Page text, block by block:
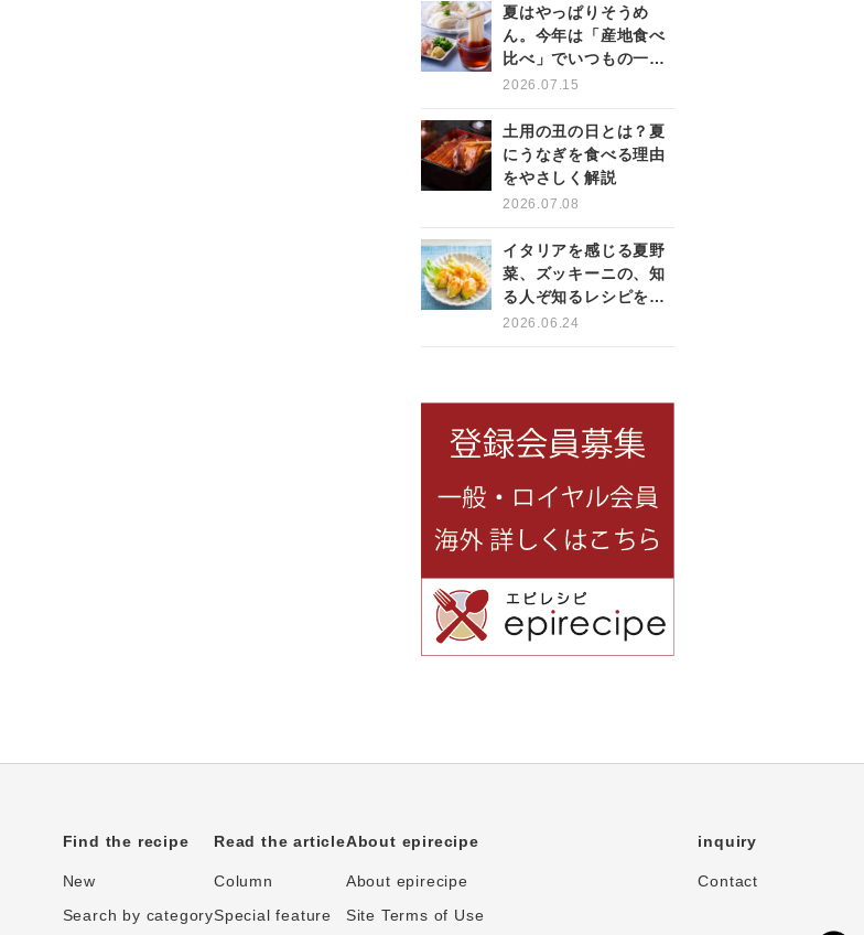
夏はやっぱりそうめ
ん。今年は「産地食べ
比べ」でいつもの一杯
をもっと楽しく
2026.07.15
土用の丑の日とは？夏
にうなぎを食べる理由
をやさしく解説
2026.07.08
イタリアを感じる夏野
菜、ズッキーニの、知
る人ぞ知るレシピをご
紹介！
2026.06.24
Find the recipe
New
Search by category
Read the article
Column
Special feature
About epirecipe
About epirecipe
Site Terms of Use
inquiry
Contact